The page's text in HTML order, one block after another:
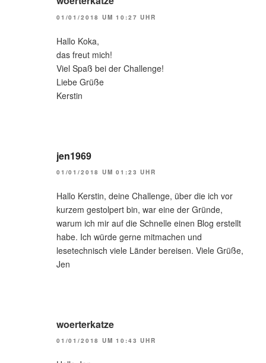
01/01/2018 UM 10:27 UHR
Hallo Koka,
das freut mich!
Viel Spaß bei der Challenge!
Liebe Grüße
Kerstin
jen1969
01/01/2018 UM 01:23 UHR
Hallo Kerstin, deine Challenge, über die ich vor
kurzem gestolpert bin, war eine der Gründe,
warum ich mir auf die Schnelle einen Blog erstellt
habe. Ich würde gerne mitmachen und
lesetechnisch viele Länder bereisen. Viele Grüße,
Jen
woerterkatze
01/01/2018 UM 10:43 UHR